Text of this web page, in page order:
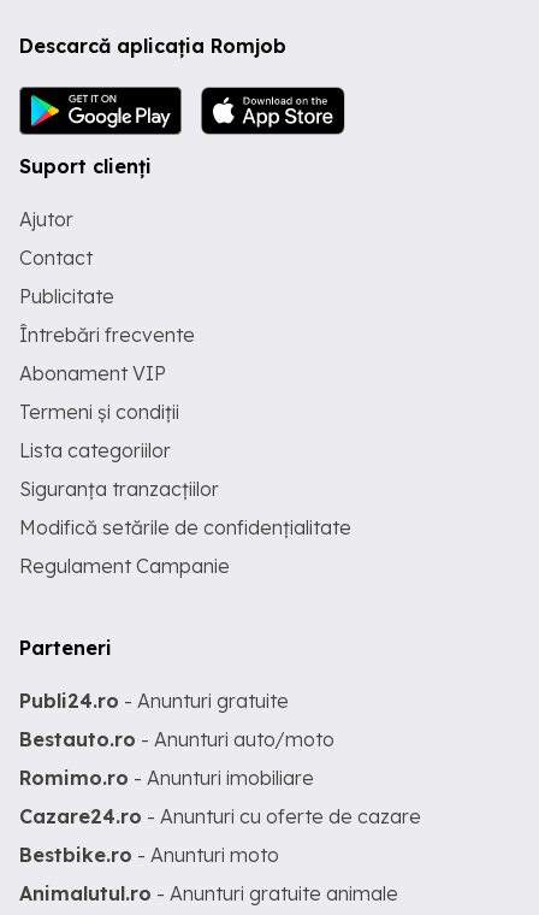
Descarcă aplicația Romjob
Suport clienți
Ajutor
Contact
Publicitate
Întrebări frecvente
Abonament VIP
Termeni și condiții
Lista categoriilor
Siguranța tranzacțiilor
Modifică setările de confidențialitate
Regulament Campanie
Parteneri
Publi24.ro - Anunturi gratuite
Bestauto.ro - Anunturi auto/moto
Romimo.ro - Anunturi imobiliare
Cazare24.ro - Anunturi cu oferte de cazare
Bestbike.ro - Anunturi moto
Animalutul.ro - Anunturi gratuite animale